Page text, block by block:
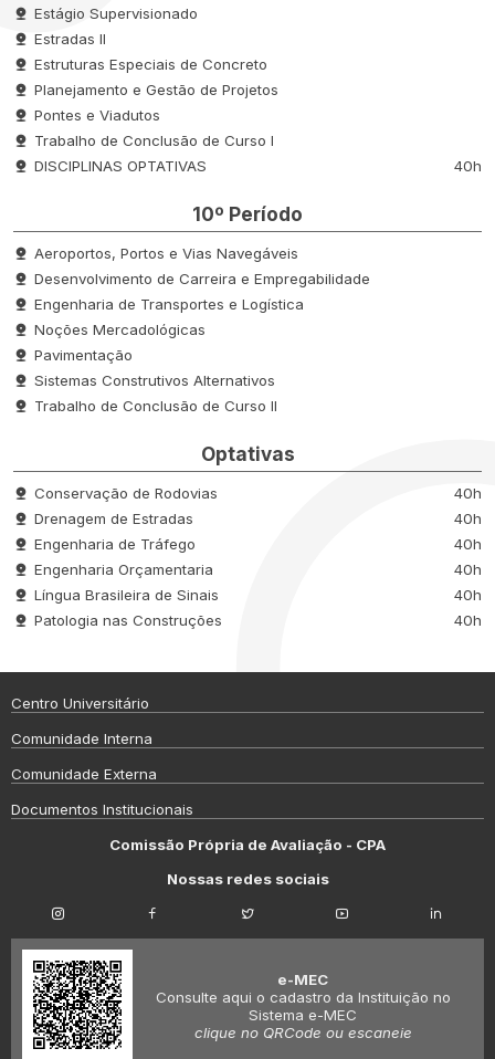
Estágio Supervisionado
Estradas II
Estruturas Especiais de Concreto
Planejamento e Gestão de Projetos
Pontes e Viadutos
Trabalho de Conclusão de Curso I
DISCIPLINAS OPTATIVAS
40h
10º Período
Aeroportos, Portos e Vias Navegáveis
Desenvolvimento de Carreira e Empregabilidade
Engenharia de Transportes e Logística
Noções Mercadológicas
Pavimentação
Sistemas Construtivos Alternativos
Trabalho de Conclusão de Curso II
Optativas
Conservação de Rodovias
40h
Drenagem de Estradas
40h
Engenharia de Tráfego
40h
Engenharia Orçamentaria
40h
Língua Brasileira de Sinais
40h
Patologia nas Construções
40h
Centro Universitário
Comunidade Interna
Comunidade Externa
Documentos Institucionais
Comissão Própria de Avaliação - CPA
Nossas redes sociais
e-MEC
Consulte aqui o cadastro da Instituição no
Sistema e-MEC
clique no QRCode ou escaneie